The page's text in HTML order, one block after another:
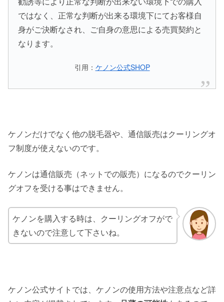
ではなく、正常な判断が出来る環境下にてお客様自
身がご決断なされ、ご自身の意思による売買契約と
なります。
引用： ケノン公式SHOP
ケノンだけでなく他の脱毛器や、通信販売はクーリングオ
フ制度が使えないのです。
ケノンは通信販売（ネットでの販売）になるのでクーリン
グオフを受ける事はできません。
ケノンを購入する時は、クーリングオフがで
きないので注意して下さいね。
ケノン公式サイトでは、ケノンの使用方法や注意点など詳